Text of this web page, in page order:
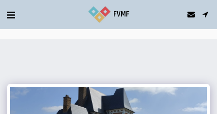
gtag('config', 'G-5T2FDQN1C0');
FVMF